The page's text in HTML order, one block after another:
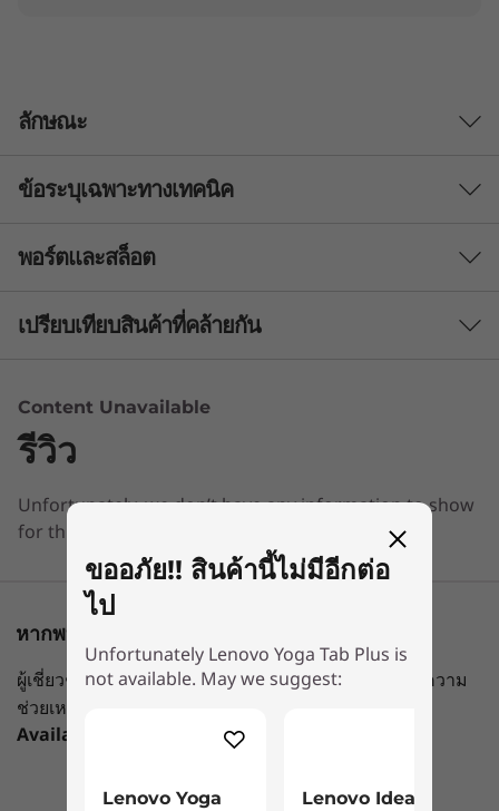
ลักษณะ
รับชมเลย
ความคมชัดที่ปรับใหม่พร้อมจอ 3K
ข้อระบุเฉพาะทางเทคนิค
Performance
Processor
Operating System
Android™ 14
Up to 16GB LPDDR5X
Storage
Up to 512GB
Battery
10200mAh
Supports 45W quick charge
2 x solo tweeters
พอร์ตและสล็อต
1- Power key + fingerprint sensor
Tab Pen Pro
เปรียบเทียบสินค้าที่คล้ายกัน
กำลังดูอยู่
Lenovo Yoga
Tab Plus
Lenovo Yoga
(58)
เริ่มต้นที่
Lenovo
Content Unavailable
รีวิว
Unfortunately, we don’t have any information to show
for this section
หากพบปัญหาระหว่างการซื้อ
ผู้เชี่ยวชาญด้านการขายทางโทรศัพท์ของเราพร้อมให้ความ
ช่วยเหลือ
Available
Mon-Fri，09：00 AM-06：00PM
ขออภัย!! สินค้านี้ไม่มีอีกต่อ
ไป
Unfortunately Lenovo Yoga Tab Plus is
not available. May we suggest:
Lenovo Yoga
Lenovo Idea